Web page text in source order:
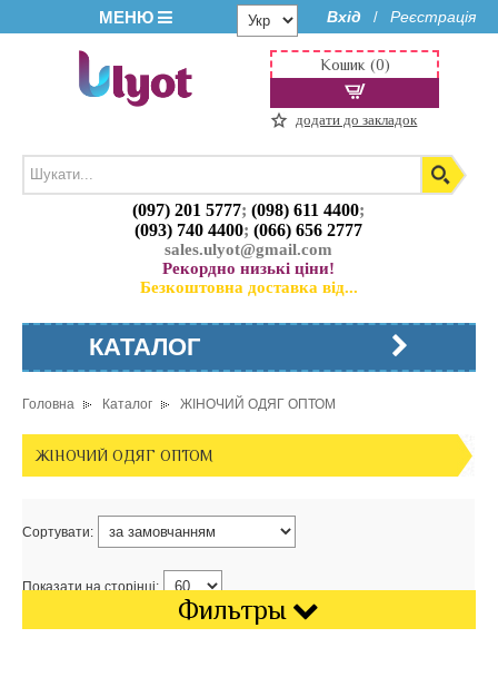
МЕНЮ Вхід / Реєстрація
(097) 201 5777;(098) 611 4400;
(093) 740 4400;(066) 656 2777
sales.ulyot@gmail.com
Рекордно низькі ціни!
Безкоштовна доставка від...
Кошик (0)
додати до закладок
КАТАЛОГ
Головна Каталог ЖІНОЧИЙ ОДЯГ ОПТОМ
Фильтры
ЖІНОЧИЙ ОДЯГ ОПТОМ
Сортувати:
Показати на сторінці: